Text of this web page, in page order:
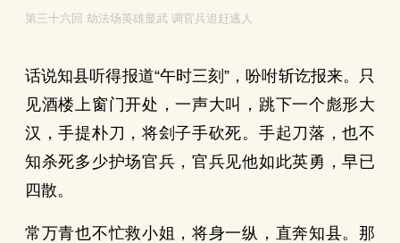
第三十六回 劫法场英雄显武 调官兵追赶逃人
话说知县听得报道“午时三刻”，吩咐斩讫报来。只
见酒楼上窗门开处，一声大叫，跳下一个彪形大
汉，手提朴刀，将刽子手砍死。手起刀落，也不
知杀死多少护场官兵，官兵见他如此英勇，早已
四散。
常万青也不忙救小姐，将身一纵，直奔知县。那